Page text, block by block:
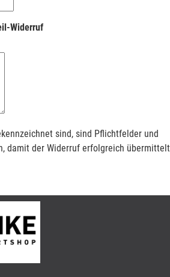
Widerruf
sind, sind Pflichtfelder und
damit der Widerruf erfolgreich übermittelt